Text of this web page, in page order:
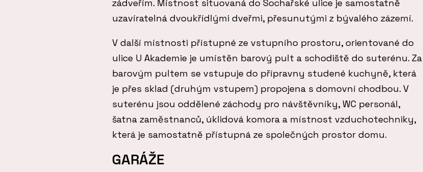
zádveřím. Místnost situovaná do Sochařské ulice je samostatně
uzavíratelná dvoukřídlými dveřmi, přesunutými z bývalého zázemí.
V další místnosti přístupné ze vstupního prostoru, orientované do
ulice U Akademie je umístěn barový pult a schodiště do suterénu. Za
barovým pultem se vstupuje do přípravny studené kuchyně, která
je přes sklad (druhým vstupem) propojena s domovní chodbou. V
suterénu jsou oddělené záchody pro návštěvníky, WC personál,
šatna zaměstnanců, úklidová komora a místnost vzduchotechniky,
která je samostatně přístupná ze společných prostor domu.
GARÁŽE